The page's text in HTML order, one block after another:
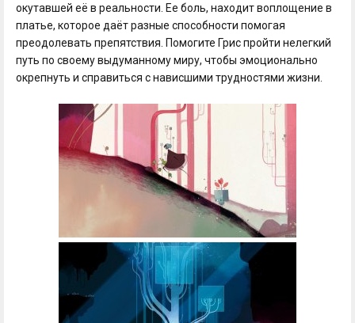
окутавшей её в реальности. Ее боль, находит воплощение в
платье, которое даёт разные способности помогая
преодолевать препятствия. Помогите Грис пройти нелегкий
путь по своему выдуманному миру, чтобы эмоционально
окрепнуть и справиться с нависшими трудностями жизни.